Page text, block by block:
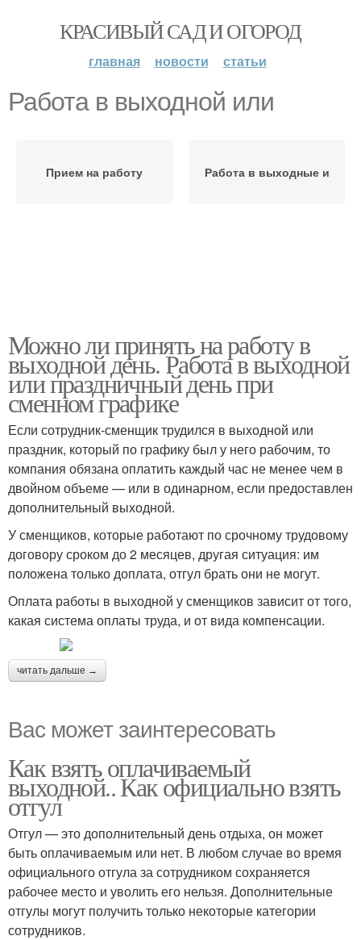
КРАСИВЫЙ САД И ОГОРОД
главная новости статьи
Работа в выходной или
Прием на работу Работа в выходные и
Можно ли принять на работу в
выходной день. Работа в выходной
или праздничный день при
сменном графике
Если сотрудник-сменщик трудился в выходной или
праздник, который по графику был у него рабочим, то
компания обязана оплатить каждый час не менее чем в
двойном объеме — или в одинарном, если предоставлен
дополнительный выходной.
У сменщиков, которые работают по срочному трудовому
договору сроком до 2 месяцев, другая ситуация: им
положена только доплата, отгул брать они не могут.
Оплата работы в выходной у сменщиков зависит от того,
какая система оплаты труда, и от вида компенсации.
читать дальше →
Вас может заинтересовать
Как взять оплачиваемый
выходной.. Как официально взять
отгул
Отгул — это дополнительный день отдыха, он может
быть оплачиваемым или нет. В любом случае во время
официального отгула за сотрудником сохраняется
рабочее место и уволить его нельзя. Дополнительные
отгулы могут получить только некоторые категории
сотрудников.